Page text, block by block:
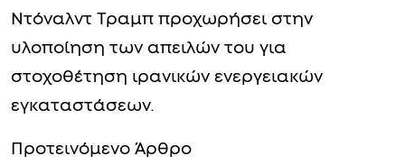
Ντόναλντ Τραμπ προχωρήσει στην
υλοποίηση των απειλών του για
στοχοθέτηση ιρανικών ενεργειακών
εγκαταστάσεων.
Προτεινόμενο Άρθρο